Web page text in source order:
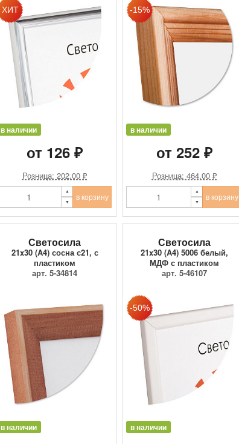
в наличии
от 126 ₽
Розница: 202.00 ₽
в корзину
в наличии
от 252 ₽
Розница: 464.00 ₽
в корзину
Светосила
21x30 (A4) сосна с21, с
пластиком
арт. 5-34814
в наличии
Светосила
21x30 (A4) 5006 белый,
МДФ с пластиком
арт. 5-46107
в наличии